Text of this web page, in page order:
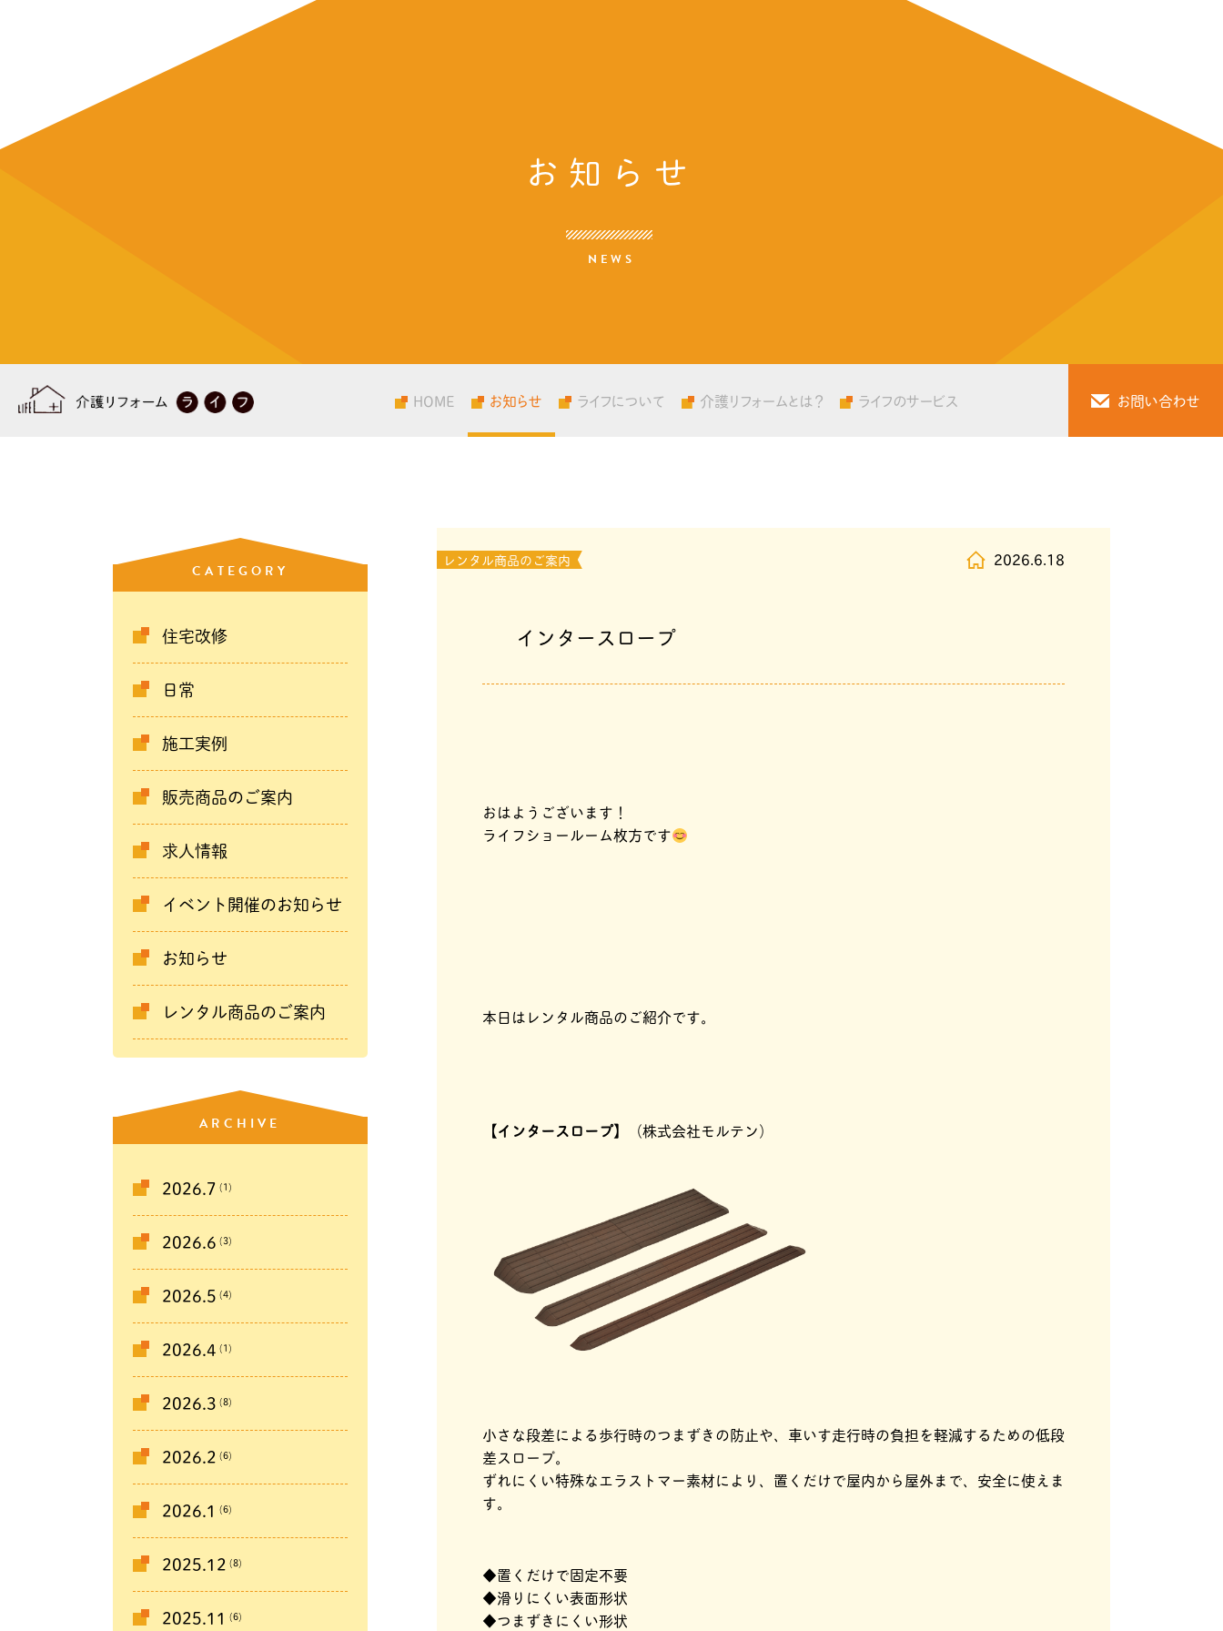
HOME お知らせ ライフについて 介護リフォームとは？ ライフのサービス お問い合わせ
お知らせ
NEWS
CATEGORY
住宅改修
日常
施工実例
販売商品のご案内
求人情報
イベント開催のお知らせ
お知らせ
レンタル商品のご案内
ARCHIVE
2026.7 (1)
2026.6 (3)
2026.5 (4)
2026.4 (1)
2026.3 (8)
2026.2 (6)
2026.1 (6)
2025.12 (8)
2025.11 (6)
レンタル商品のご案内 2026.6.18
インタースロープ
おはようございます！
ライフショールーム枚方です
本日はレンタル商品のご紹介です。
【インタースロープ】 （株式会社モルテン）
小さな段差による歩行時のつまずきの防止や、車いす走行時の負担を軽減するための低段
差スロープ。
ずれにくい特殊なエラストマー素材により、置くだけで屋内から屋外まで、安全に使えま
す。
◆置くだけで固定不要
◆滑りにくい表面形状
◆つまずきにくい形状